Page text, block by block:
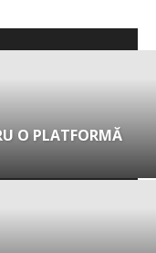
O PLATFORMĂ